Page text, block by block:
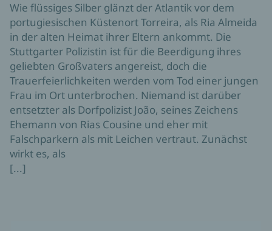
Wie flüssiges Silber glänzt der Atlantik vor dem
portugiesischen Küstenort Torreira, als Ria Almeida
in der alten Heimat ihrer Eltern ankommt. Die
Stuttgarter Polizistin ist für die Beerdigung ihres
geliebten Großvaters angereist, doch die
Trauerfeierlichkeiten werden vom Tod einer jungen
Frau im Ort unterbrochen. Niemand ist darüber
entsetzter als Dorfpolizist João, seines Zeichens
Ehemann von Rias Cousine und eher mit
Falschparkern als mit Leichen vertraut. Zunächst
wirkt es, als
[...]